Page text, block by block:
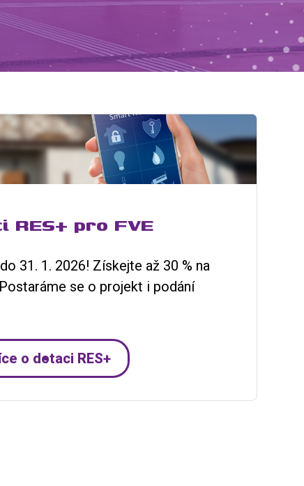
RES+ pro FVE
31. 1. 2026! Získejte až 30 % na
se o projekt i podání
o dotaci RES+